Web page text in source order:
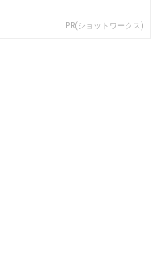
PR(ショットワークス)